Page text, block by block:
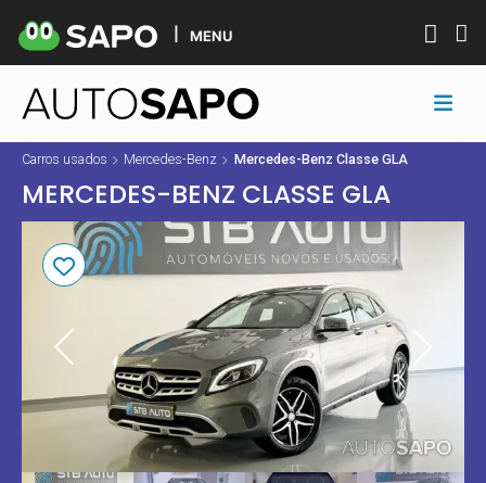
MENU
Carros usados Mercedes-Benz Mercedes-Benz Classe GLA
MERCEDES-BENZ CLASSE GLA